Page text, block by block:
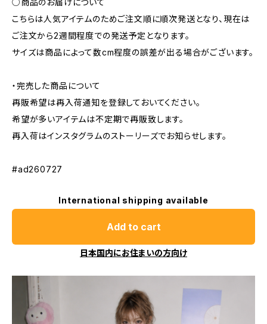
○商品のお届けについて
こちらは人気アイテムのためご注文順に順次発送となり、現在は
ご注文から2週間程度での発送予定となります。
サイズは商品によって数cm程度の誤差が出る場合がございます。
・完売した商品について
再販希望は再入荷通知を登録しておいてください。
希望が多いアイテムは不定期で再販致します。
再入荷はインスタグラムのストーリーズでお知らせします。
#ad260727
International shipping available
Add to cart
日本国内にお住まいの方向け